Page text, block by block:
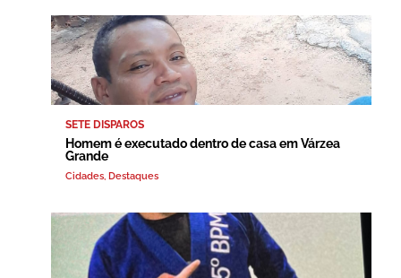
SETE DISPAROS
Homem é executado dentro de casa em Várzea
Grande
Cidades, Destaques